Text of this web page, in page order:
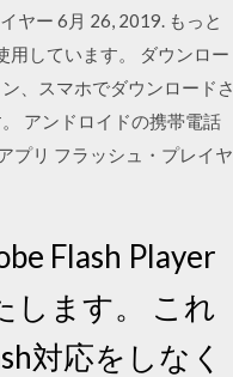
ヤー 6月 26, 2019. もっと
用しています。 ダウンロー
、スマホでダウンロードさ
アンドロイドの携帯電話
プリ フラッシュ・プレイヤ
Flash Player
します。 これ
対応をしなく